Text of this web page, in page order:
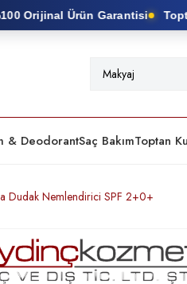
Orijinal Ürün Garantisi
& DeodorantSaç BakımToptan
Dudak Nemlendirici SPF 2+0+